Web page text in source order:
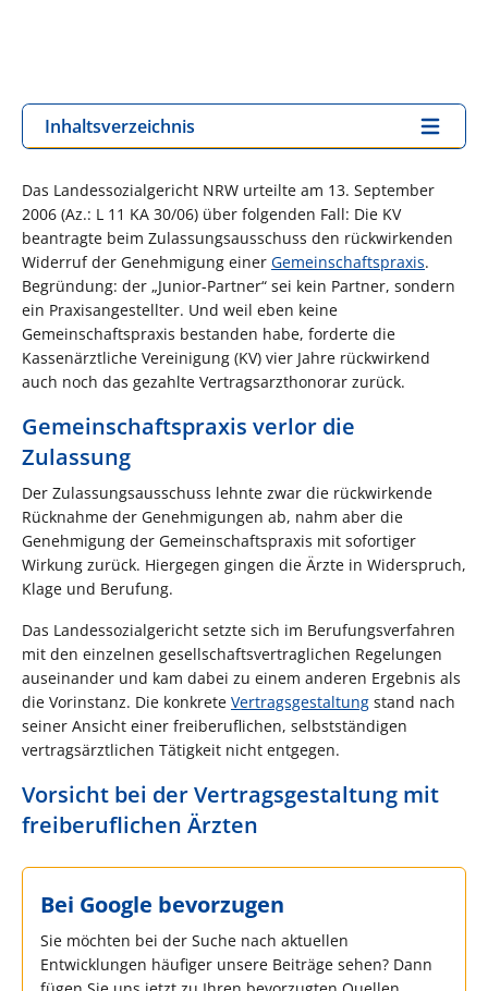
Inhaltsverzeichnis
Das Landessozialgericht NRW urteilte am 13. September
2006 (Az.: L 11 KA 30/06) über folgenden Fall: Die KV
beantragte beim Zulassungsausschuss den rückwirkenden
Widerruf der Genehmigung einer Gemeinschaftspraxis.
Begründung: der „Junior-Partner“ sei kein Partner, sondern
ein Praxisangestellter. Und weil eben keine
Gemeinschaftspraxis bestanden habe, forderte die
Kassenärztliche Vereinigung (KV) vier Jahre rückwirkend
auch noch das gezahlte Vertragsarzthonorar zurück.
Gemeinschaftspraxis verlor die
Zulassung
Der Zulassungsausschuss lehnte zwar die rückwirkende
Rücknahme der Genehmigungen ab, nahm aber die
Genehmigung der Gemeinschaftspraxis mit sofortiger
Wirkung zurück. Hiergegen gingen die Ärzte in Widerspruch,
Klage und Berufung.
Das Landessozialgericht setzte sich im Berufungsverfahren
mit den einzelnen gesellschaftsvertraglichen Regelungen
auseinander und kam dabei zu einem anderen Ergebnis als
die Vorinstanz. Die konkrete Vertragsgestaltung stand nach
seiner Ansicht einer freiberuflichen, selbstständigen
vertragsärztlichen Tätigkeit nicht entgegen.
Vorsicht bei der Vertragsgestaltung mit
freiberuflichen Ärzten
Bei Google bevorzugen
Sie möchten bei der Suche nach aktuellen
Entwicklungen häufiger unsere Beiträge sehen? Dann